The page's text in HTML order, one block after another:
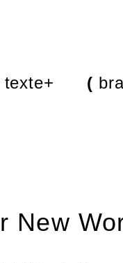
texte+
New